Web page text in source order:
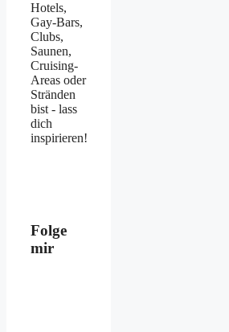
Hotels,
Gay-Bars,
Clubs,
Saunen,
Cruising-
Areas oder
Stränden
bist - lass
dich
inspirieren!
Folge
mir